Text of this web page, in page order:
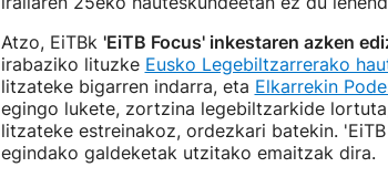
Atzo, EiTBk 'EiTB Focus' inkestaren azken
irabaziko lituzke Eusko Legebiltzarrerako
litzateke bigarren indarra, eta Elkarrekin
egingo lukete, zortzina legebiltzarkide
litzateke estreinakoz, ordezkari batekin.
egindako galdeketak utzitako emaitzak dira.